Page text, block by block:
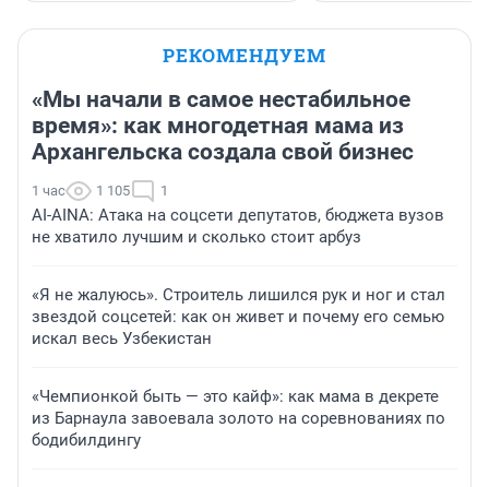
РЕКОМЕНДУЕМ
«Мы начали в самое нестабильное
время»: как многодетная мама из
Архангельска создала свой бизнес
1 час 1 105 1
AI-AINA: Атака на соцсети депутатов, бюджета вузов
не хватило лучшим и сколько стоит арбуз
«Я не жалуюсь». Строитель лишился рук и ног и стал
звездой соцсетей: как он живет и почему его семью
искал весь Узбекистан
«Чемпионкой быть — это кайф»: как мама в декрете
из Барнаула завоевала золото на соревнованиях по
бодибилдингу